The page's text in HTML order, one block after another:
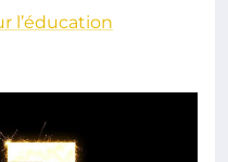
l’éducation